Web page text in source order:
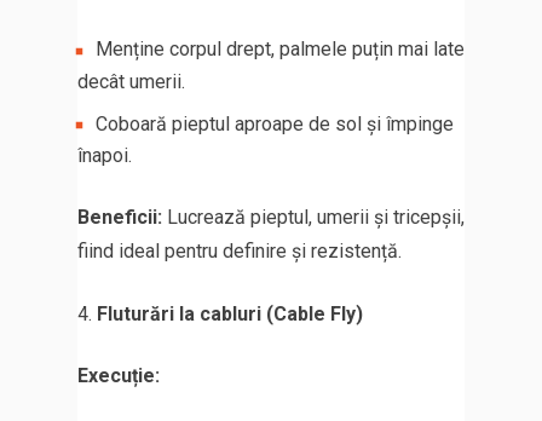
Menține corpul drept, palmele puțin mai late
decât umerii.
Coboară pieptul aproape de sol și împinge
înapoi.
Beneficii: Lucrează pieptul, umerii și tricepșii,
fiind ideal pentru definire și rezistență.
Fluturări la cabluri (Cable Fly)
Execuție: